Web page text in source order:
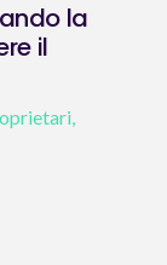
la
il
,